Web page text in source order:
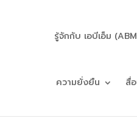
รู้จักกับ เอบีเอ็ม
ความยั่งยืน สื่